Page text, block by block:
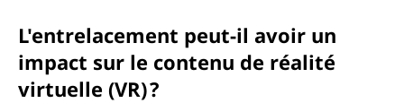
L'entrelacement peut-il avoir un
impact sur le contenu de réalité
virtuelle (VR) ?